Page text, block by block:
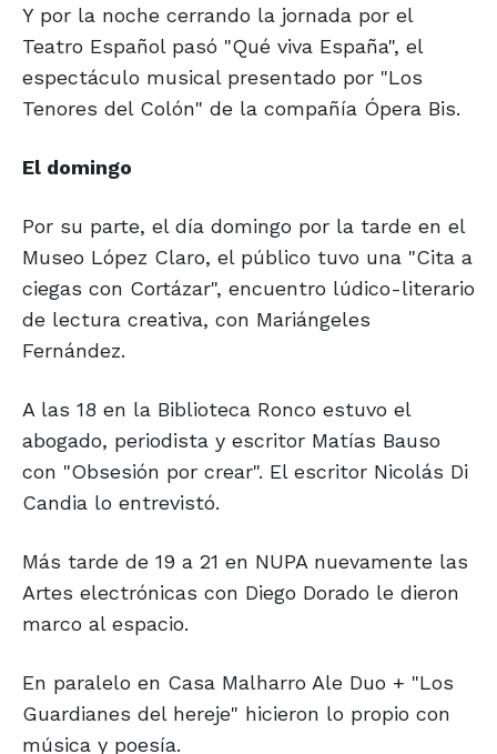
Y por la noche cerrando la jornada por el
Teatro Español pasó "Qué viva España", el
espectáculo musical presentado por "Los
Tenores del Colón" de la compañía Ópera Bis.
El domingo
Por su parte, el día domingo por la tarde en el
Museo López Claro, el público tuvo una "Cita a
ciegas con Cortázar", encuentro lúdico-literario
de lectura creativa, con Mariángeles
Fernández.
A las 18 en la Biblioteca Ronco estuvo el
abogado, periodista y escritor Matías Bauso
con "Obsesión por crear". El escritor Nicolás Di
Candia lo entrevistó.
Más tarde de 19 a 21 en NUPA nuevamente las
Artes electrónicas con Diego Dorado le dieron
marco al espacio.
En paralelo en Casa Malharro Ale Duo + "Los
Guardianes del hereje" hicieron lo propio con
música y poesía.